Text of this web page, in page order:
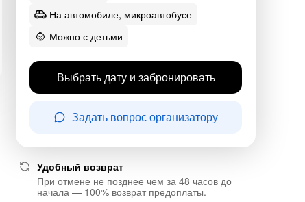
На автомобиле, микроавтобусе
Можно с детьми
Выбрать дату и забронировать
Задать вопрос организатору
Удобный возврат
При отмене не позднее чем за 48 часов до
начала — 100% возврат предоплаты.